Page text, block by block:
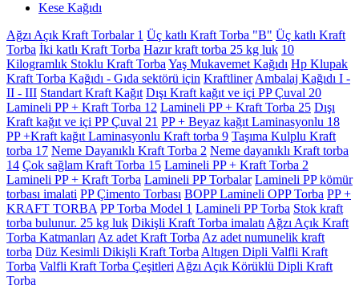
Kese Kağıdı
Ağzı Açık Kraft Torbalar 1 Üç katlı Kraft Torba "B" Üç katlı Kraft
Torba İki katlı Kraft Torba Hazır kraft torba 25 kg luk 10
Kilogramlık Stoklu Kraft Torba Yaş Mukavemet Kağıdı Hp Klupak
Kraft Torba Kağıdı - Gıda sektörü için Kraftliner Ambalaj Kağıdı I -
II - III Standart Kraft Kağıt Dışı Kraft kağıt ve içi PP Çuval 20
Lamineli PP + Kraft Torba 12 Lamineli PP + Kraft Torba 25 Dışı
Kraft kağıt ve içi PP Çuval 21 PP + Beyaz kağıt Laminasyonlu 18
PP +Kraft kağıt Laminasyonlu Kraft torba 9 Taşıma Kulplu Kraft
torba 17 Neme Dayanıklı Kraft Torba 2 Neme dayanıklı Kraft torba
14 Çok sağlam Kraft Torba 15 Lamineli PP + Kraft Torba 2
Lamineli PP + Kraft Torba Lamineli PP Torbalar Lamineli PP kömür
torbası imalati PP Çimento Torbası BOPP Lamineli OPP Torba PP +
KRAFT TORBA PP Torba Model 1 Lamineli PP Torba Stok kraft
torba bulunur. 25 kg luk Dikişli Kraft Torba imalatı Ağzı Açık Kraft
Torba Katmanları Az adet Kraft Torba Az adet numunelik kraft
torba Düz Kesimli Dikişli Kraft Torba Altıgen Dipli Valfli Kraft
Torba Valfli Kraft Torba Çeşitleri Ağzı Açık Körüklü Dipli Kraft
Torba